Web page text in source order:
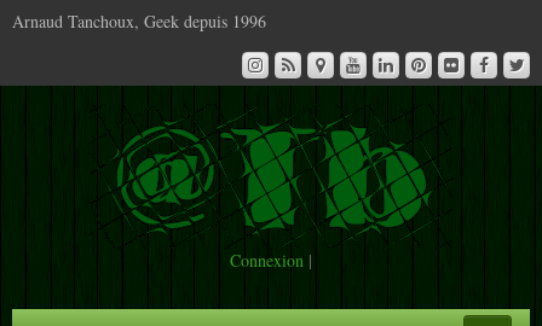
Arnaud Tanchoux, Geek depuis 1996
Connexion |